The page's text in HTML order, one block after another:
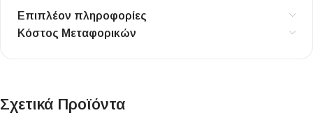
Επιπλέον πληροφορίες
Κόστος Μεταφορικών
Σχετικά Προϊόντα